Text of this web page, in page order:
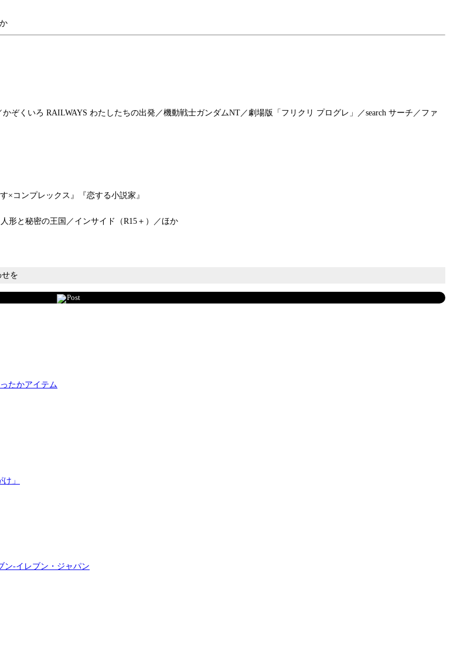
ぞくいろ RAILWAYS わたしたちの出発／機動戦士ガンダムNT／劇場版「フリクリ プログレ」／search サーチ／ファ
×コンプレックス』『恋する小説家』
形と秘密の王国／インサイド（R15＋）／ほか
を
Post
たかアイテム